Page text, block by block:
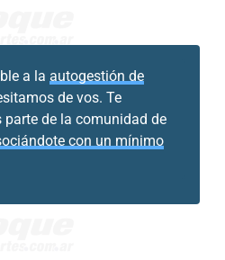
a la autogestión de
de vos. Te
de la comunidad de
con un mínimo